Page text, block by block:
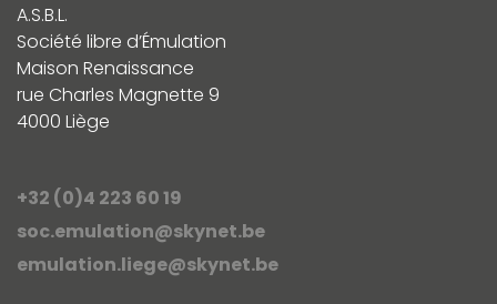
A.S.B.L.
Société libre d’Émulation
Maison Renaissance
rue Charles Magnette 9
4000 Liège
+32 (0)4 223 60 19
soc.emulation@skynet.be
emulation.liege@skynet.be